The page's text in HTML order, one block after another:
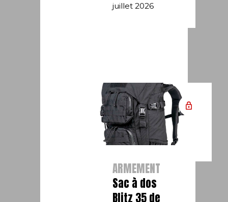
juillet 2026
ARMEMENT
Sac à dos
Blitz 35 de